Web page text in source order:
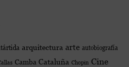
arquitectura arte autobiografía
Camba Cataluña Chopin Cine